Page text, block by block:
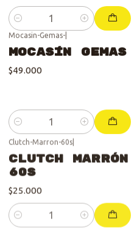
Cantidad
Mocasin-Gemas-|
Mocasín Gemas
$49.000
Cantidad
Clutch-Marron-60s|
Clutch Marrón
60s
$25.000
Cantidad
poleron-urban-80s|